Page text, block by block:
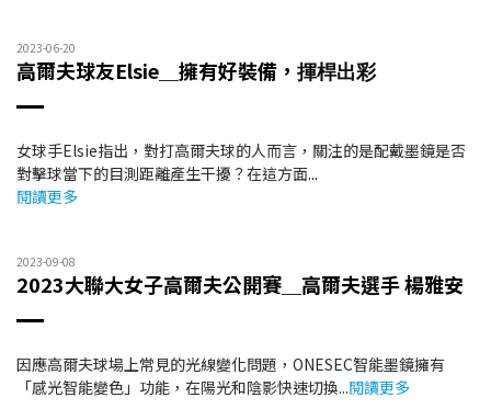
2023-06-20
高爾夫球友Elsie＿擁有好裝備， 揮桿出彩
女球手Elsie指出，對打高爾夫球的人而言，關注的是配戴墨鏡是否
對擊球當下的目測距離產生干擾？在這方面...
閱讀更多
2023-09-08
2023大聯大女子高爾夫公開賽＿高爾夫選手 楊雅安
因應高爾夫球場上常見的光線變化問題，ONESEC智能墨鏡擁有
「感光智能變色」功能，在陽光和陰影快速切換...閱讀更多